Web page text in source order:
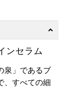
ンセラム
泉」であるブ
すべての細